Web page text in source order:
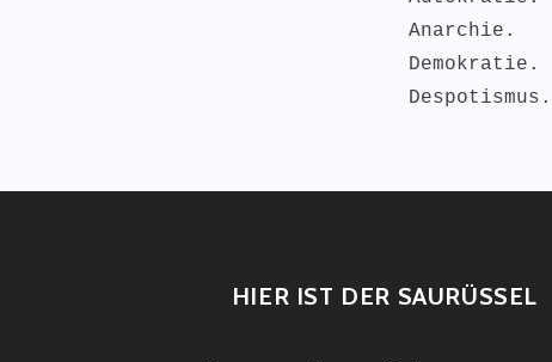
Anarchie.
Demokratie.
HIER IST DER SAURÜSSEL